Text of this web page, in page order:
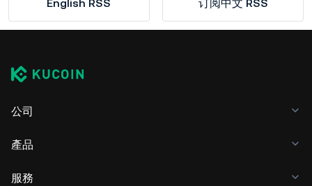
English RSS 订阅中文 RSS
公司
產品
服務